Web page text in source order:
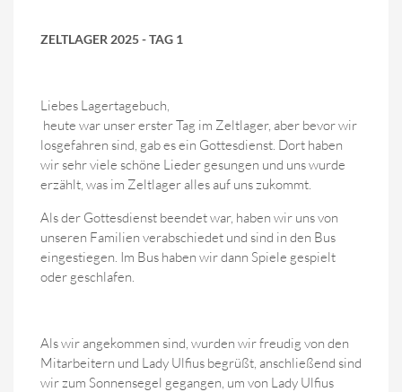
ZELTLAGER 2025 - TAG 1
Liebes Lagertagebuch,
heute war unser erster Tag im Zeltlager, aber bevor wir
losgefahren sind, gab es ein Gottesdienst. Dort haben
wir sehr viele schöne Lieder gesungen und uns wurde
erzählt, was im Zeltlager alles auf uns zukommt.
Als der Gottesdienst beendet war, haben wir uns von
unseren Familien verabschiedet und sind in den Bus
eingestiegen. Im Bus haben wir dann Spiele gespielt
oder geschlafen.
Als wir angekommen sind, wurden wir freudig von den
Mitarbeitern und Lady Ulfius begrüßt, anschließend sind
wir zum Sonnensegel gegangen, um von Lady Ulfius